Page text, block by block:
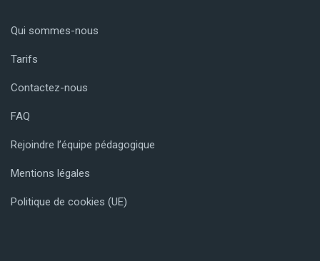
Qui sommes-nous
Tarifs
Contactez-nous
FAQ
Rejoindre l’équipe pédagogique
Mentions légales
Politique de cookies (UE)